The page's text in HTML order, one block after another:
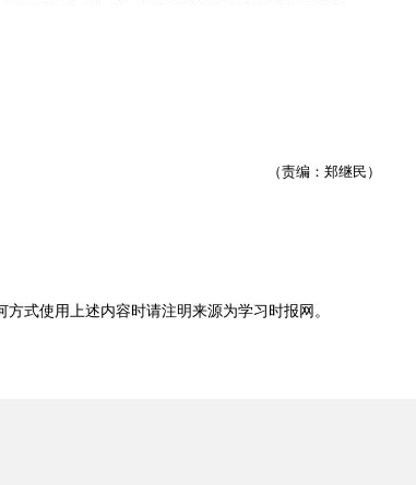
（责编：郑继民）
方式使用上述内容时请注明来源为学习时报网 。